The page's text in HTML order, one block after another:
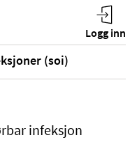
(soi)
infeksjon